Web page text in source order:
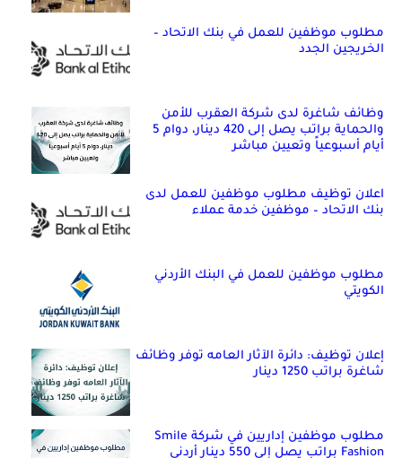
مطلوب موظفين للعمل في بنك الاتحاد –
الخريجين الجدد
وظائف شاغرة لدى شركة العقرب للأمن
والحماية براتب يصل إلى 420 دينار، دوام 5
أيام أسبوعياً وتعيين مباشر
اعلان توظيف مطلوب موظفين للعمل لدى
بنك الاتحاد – موظفين خدمة عملاء
مطلوب موظفين للعمل في البنك الأردني
الكويتي
إعلان توظيف: دائرة الآثار العامه توفر وظائف
شاغرة براتب 1250 دينار
مطلوب موظفين إداريين في شركة Smile
Fashion براتب يصل إلى 550 دينار أردني